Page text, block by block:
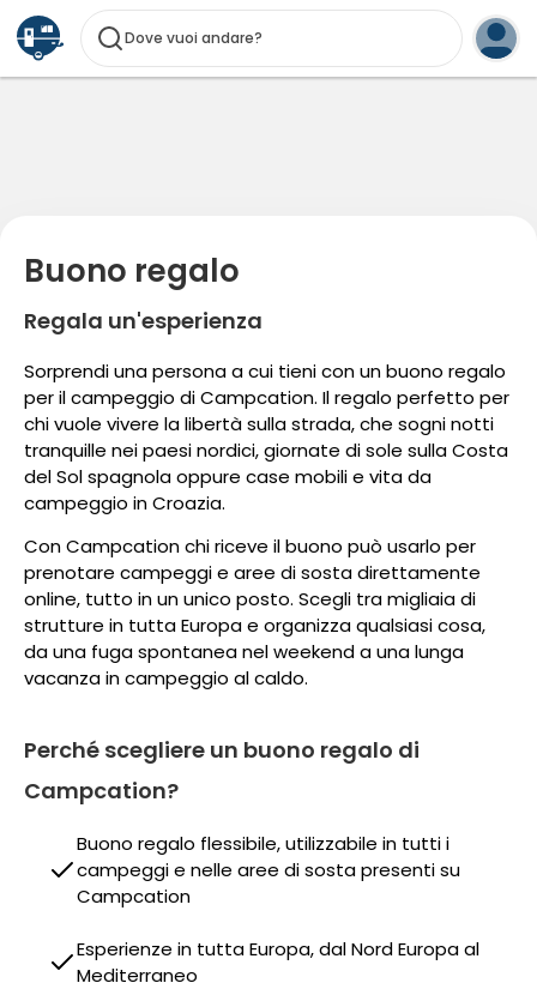
Dove vuoi andare?
Buono regalo
Regala un'esperienza
Sorprendi una persona a cui tieni con un buono regalo
per il campeggio di Campcation. Il regalo perfetto per
chi vuole vivere la libertà sulla strada, che sogni notti
tranquille nei paesi nordici, giornate di sole sulla Costa
del Sol spagnola oppure case mobili e vita da
campeggio in Croazia.
Con Campcation chi riceve il buono può usarlo per
prenotare campeggi e aree di sosta direttamente
online, tutto in un unico posto. Scegli tra migliaia di
strutture in tutta Europa e organizza qualsiasi cosa,
da una fuga spontanea nel weekend a una lunga
vacanza in campeggio al caldo.
Perché scegliere un buono regalo di
Campcation?
Buono regalo flessibile, utilizzabile in tutti i
campeggi e nelle aree di sosta presenti su
Campcation
Esperienze in tutta Europa, dal Nord Europa al
Mediterraneo